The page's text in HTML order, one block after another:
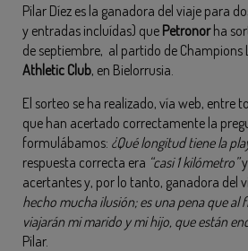
Pilar Díez es la ganadora del viaje para
y entradas incluídas) que Petronorha
de septiembre, al partido de Champions
Athletic Club, en Bielorrusia.
El sorteo se ha realizado, vía web, entre
que han acertado correctamente la
formulábamos: ¿Qué longitud tiene la
respuesta correcta era “casi 1 kilómetro”y
acertantes y, por lo tanto, ganadora del
hecho mucha ilusión; es una pena que al
viajarán mi marido y mi hijo, que están
Pilar.